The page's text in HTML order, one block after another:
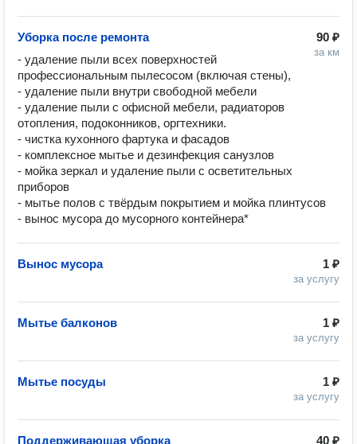
90 ₽
за км
Уборка после ремонта
- удаление пыли всех поверхностей
профессиональным пылесосом (включая стены),
- удаление пыли внутри свободной мебели
- удаление пыли с офисной мебели, радиаторов
отопления, подоконников, оргтехники.
- чистка кухонного фартука и фасадов
- комплексное мытье и дезинфекция санузлов
- мойка зеркал и удаление пыли с осветительных
приборов
- мытье полов с твёрдым покрытием и мойка плинтусов
1 ₽
за услугу
Вынос мусора
1 ₽
за услугу
Мытье балконов
1 ₽
за услугу
Мытье посуды
40 ₽
Поддерживающая уборка